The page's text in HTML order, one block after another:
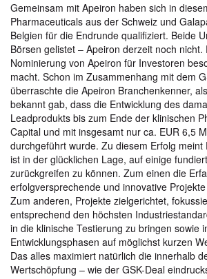
Gemeinsam mit Apeiron haben sich in
Pharmaceuticals aus der Schweiz und
Belgien für die Endrunde qualifiziert. Beide
Börsen gelistet – Apeiron derzeit noch
Nominierung von Apeiron für Investoren
macht. Schon im Zusammenhang mit dem
überraschte die Apeiron Branchenkenner,
bekannt gab, dass die Entwicklung des
Leadprodukts bis zum Ende der klinischen
Capital und mit insgesamt nur ca. EUR 6,5
durchgeführt wurde. Zu diesem Erfolg meint
ist in der glücklichen Lage, auf einige
zurückgreifen zu können. Zum einen die
erfolgversprechende und innovative
Zum anderen, Projekte zielgerichtet,
entsprechend den höchsten
in die klinische Testierung zu bringen sowie
Entwicklungsphasen auf möglichst kurzen
Das alles maximiert natürlich die innerhalb
Wertschöpfung – wie der GSK-Deal